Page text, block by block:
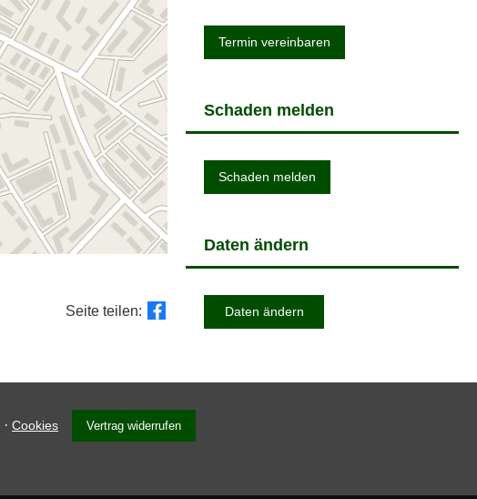
Termin ver­ein­baren
Schaden melden
Schaden melden
Daten ändern
Daten ändern
Seite teilen:
· Cookies Vertrag widerrufen